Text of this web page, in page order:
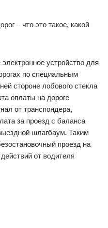
устройство для
по специальным
стороне лобового стекла
оплаты на дороге
от транспондера,
за проезд с баланса
шлагбаум. Таким
проезд на
от водителя